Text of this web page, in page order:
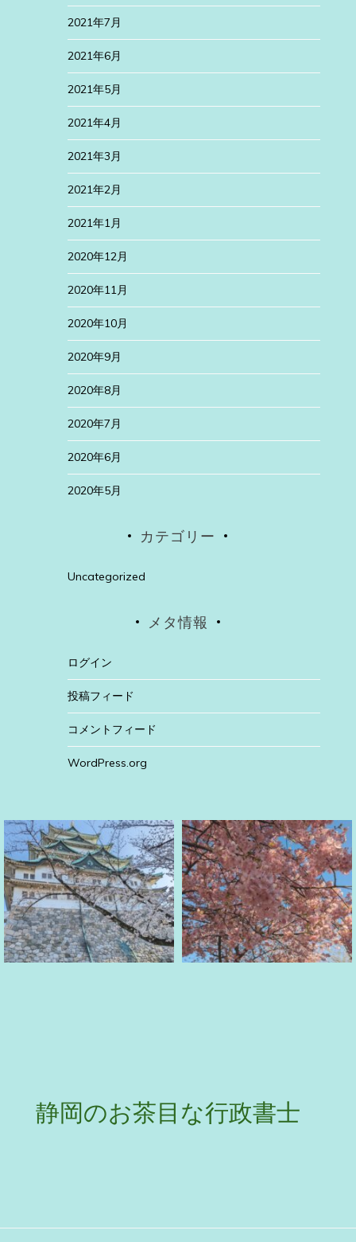
2021年7月
2021年6月
2021年5月
2021年4月
2021年3月
2021年2月
2021年1月
2020年12月
2020年11月
2020年10月
2020年9月
2020年8月
2020年7月
2020年6月
2020年5月
カテゴリー
Uncategorized
メタ情報
ログイン
投稿フィード
コメントフィード
WordPress.org
静岡のお茶目な行政書士